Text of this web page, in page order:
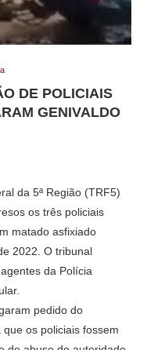
DE POLICIAIS
GENIVALDO
da 5ª Região (TRF5)
os três policiais
matado asfixiado
2022. O tribunal
da Polícia
pedido do
os policiais fossem